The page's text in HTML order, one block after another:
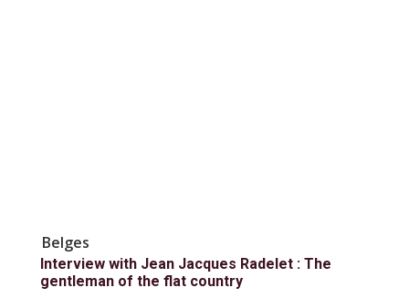
Belges
Interview with Jean Jacques Radelet : The
gentleman of the flat country